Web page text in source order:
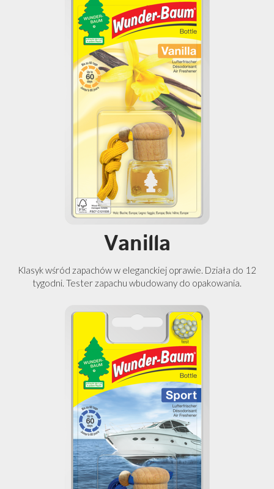
Vanilla
Klasyk wśród zapachów w eleganckiej oprawie. Działa do 12
tygodni. Tester zapachu wbudowany do opakowania.